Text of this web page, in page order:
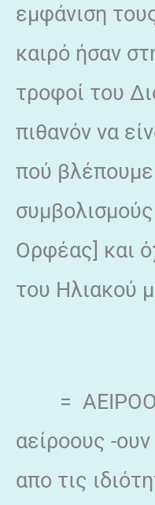
εμφάνιση
καιρό ήσαν
τροφοί του
πιθανόν να
πού
Ορφέας] και
του Ηλιακού
= ΑΕΙΡΟΟΣ
αείροους -
απο τις